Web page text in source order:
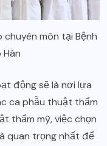
môn tại Bệnh
Hàn
động sẽ là nơi lựa
ca phẫu thuật thẩm
thẩm mỹ, việc chọn
quan trọng nhất để